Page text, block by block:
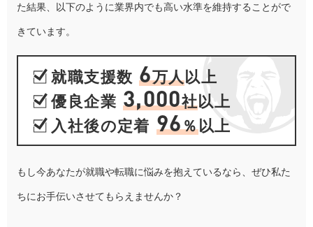
た結果、以下のように業界内でも高い水準を維持することがで
きています。
就職支援数 6万人以上
優良企業 3,000社以上
入社後の定着 96％以上
もし今あなたが就職や転職に悩みを抱えているなら、ぜひ私た
ちにお手伝いさせてもらえませんか？